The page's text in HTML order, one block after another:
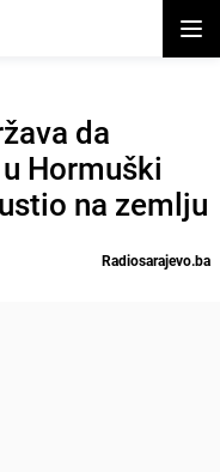
da
Hormuški
na zemlju
Radiosarajevo.ba